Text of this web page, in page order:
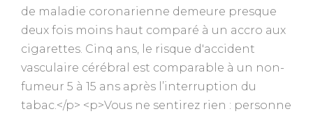
de maladie coronarienne demeure presque
deux fois moins haut comparé à un accro aux
cigarettes. Cinq ans, le risque d'accident
vasculaire cérébral est comparable à un non-
fumeur 5 à 15 ans après l’interruption du
tabac.</p> <p>Vous ne sentirez rien : personne